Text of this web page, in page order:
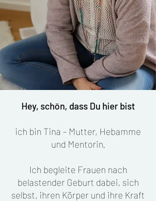
Hey, schön, dass Du hier bist
ich bin Tina – Mutter, Hebamme
und Mentorin.
Ich begleite Frauen nach
belastender Geburt dabei, sich
selbst, ihren Körper und ihre Kraft